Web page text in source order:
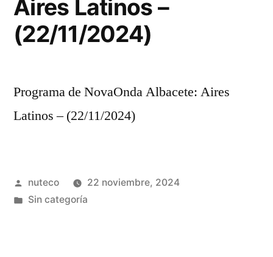
Aires Latinos –
(22/11/2024)
Programa de NovaOnda Albacete: Aires
Latinos – (22/11/2024)
Publicada
por
nuteco
22 noviembre, 2024
Publicada
Sin categoría